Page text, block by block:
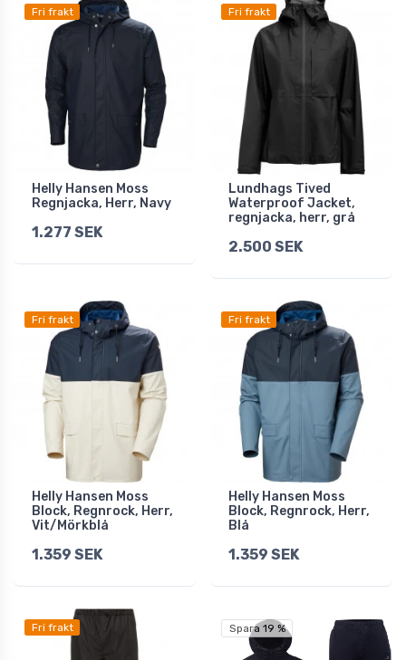
Fri frakt
Helly Hansen Moss
Regnjacka, Herr, Navy
1.277 SEK
Fri frakt
Lundhags Tived
Waterproof Jacket,
regnjacka, herr, grå
2.500 SEK
Fri frakt
Helly Hansen Moss
Block, Regnrock, Herr,
Vit/Mörkblå
1.359 SEK
Fri frakt
Helly Hansen Moss
Block, Regnrock, Herr,
Blå
1.359 SEK
Fri frakt Spara 19 %